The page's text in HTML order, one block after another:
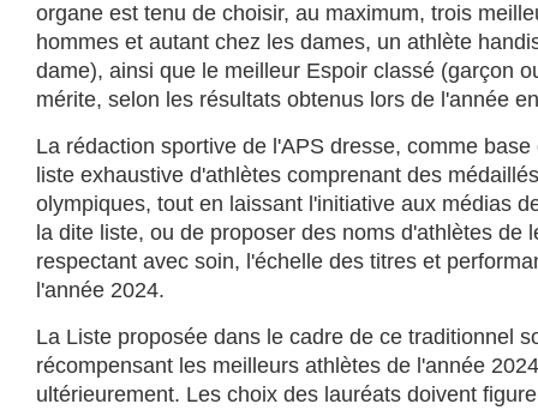
organe est tenu de choisir, au maximum, trois
hommes et autant chez les dames, un athlète
dame), ainsi que le meilleur Espoir classé (garçon
mérite, selon les résultats obtenus lors de l'année
La rédaction sportive de l'APS dresse, comme
liste exhaustive d'athlètes comprenant des
olympiques, tout en laissant l'initiative aux médias
la dite liste, ou de proposer des noms d'athlètes de
respectant avec soin, l'échelle des titres et
l'année 2024.
La Liste proposée dans le cadre de ce traditionnel
récompensant les meilleurs athlètes de l'année
ultérieurement. Les choix des lauréats doivent